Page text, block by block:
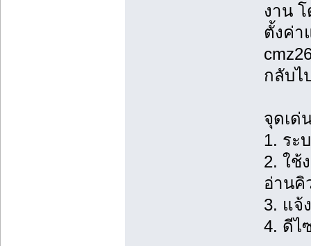
งาน
ตั้งค่า
กลับไ
จุดเด่
1. ระ
2. ใช้
อ่านคิ
3. แจ้
4. ดีไ